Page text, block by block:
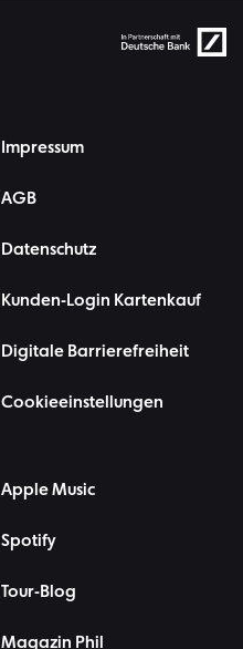
Impressum
AGB
Datenschutz
Kunden-Login Kartenkauf
Digitale Barrierefreiheit
Cookieeinstellungen
Apple Music
Spotify
Tour-Blog
Magazin Phil